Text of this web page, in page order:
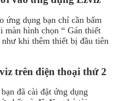
ứng dụng bạn chỉ cần bấm
màn hình chọn “ Gán thiết
khi thêm thiết bị đầu tiên
trên điện thoại thứ 2
đã cài đặt ứng dụng